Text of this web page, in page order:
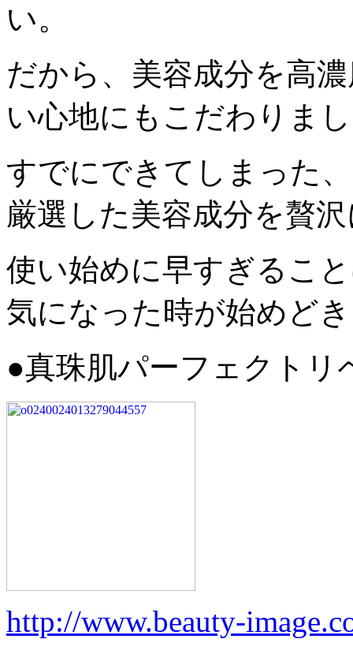
い。
だから、美容成分を高
い心地にもこだわりま
すでにできてしまった
厳選した美容成分を贅
使い始めに早すぎるこ
気になった時が始めど
●真珠肌パーフェクトリ
http://www.beauty-